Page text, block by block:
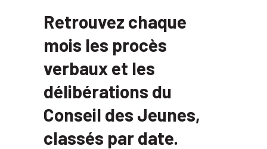
Retrouvez chaque
mois les procès
verbaux et les
délibérations du
Conseil des Jeunes,
classés par date.